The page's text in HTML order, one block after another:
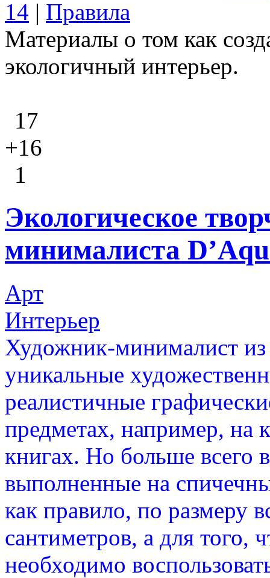
14 | Правила
Материалы о том как
экологичный интерьер.
17
+16
1
Экологическое
минималиста
Арт
Интерьер
Художник-минималист
уникальные
реалистичные
предметах, например, на
книгах. Но больше всего
выполненные на
как правило, по размеру
сантиметров, а для того,
необходимо